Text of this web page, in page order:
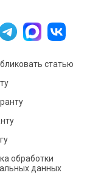
статью
обработки
данных